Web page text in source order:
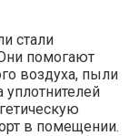
стали
помогают
воздуха, пыли
в помещении.